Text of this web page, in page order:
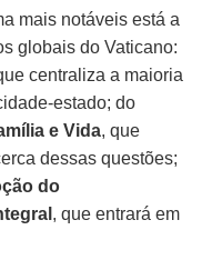
mais notáveis está a
globais do Vaticano:
centraliza a maioria
estado; do
e Vida, que
dessas questões;
do
, que entrará em